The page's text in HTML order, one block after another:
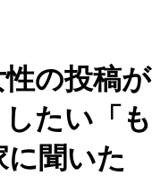
の投稿が
たい「も
聞いた